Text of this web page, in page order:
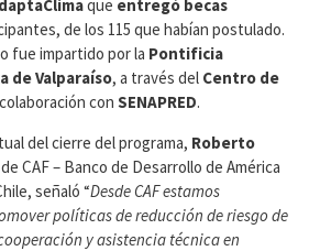
que entregó becas
de los 115 que habían postulado.
fue impartido por la Pontificia
de Valparaíso, a través del Centro de
con SENAPRED.
del cierre del programa, Roberto
CAF – Banco de Desarrollo de América
señaló “Desde CAF estamos
políticas de reducción de riesgo de
y asistencia técnica en